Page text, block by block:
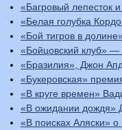
«Багровый
«Белая голубка
«Бой тигров в
«Бойцовский клуб» —
«Бразилия», Джон
«Букеровская»
«В круге времен»
«В ожидании дождя»
«В поисках Аляски» о